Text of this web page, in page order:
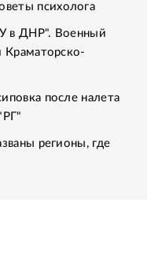
психолога
в ДНР". Военный
Краматорско-
после налета
регионы, где